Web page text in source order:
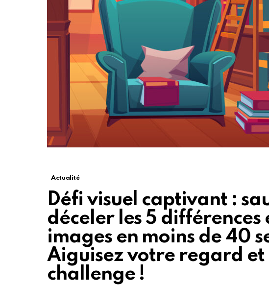
Actualité
Défi visuel captivant :
déceler les 5 différences
images en moins de 40
Aiguisez votre regard et
challenge !